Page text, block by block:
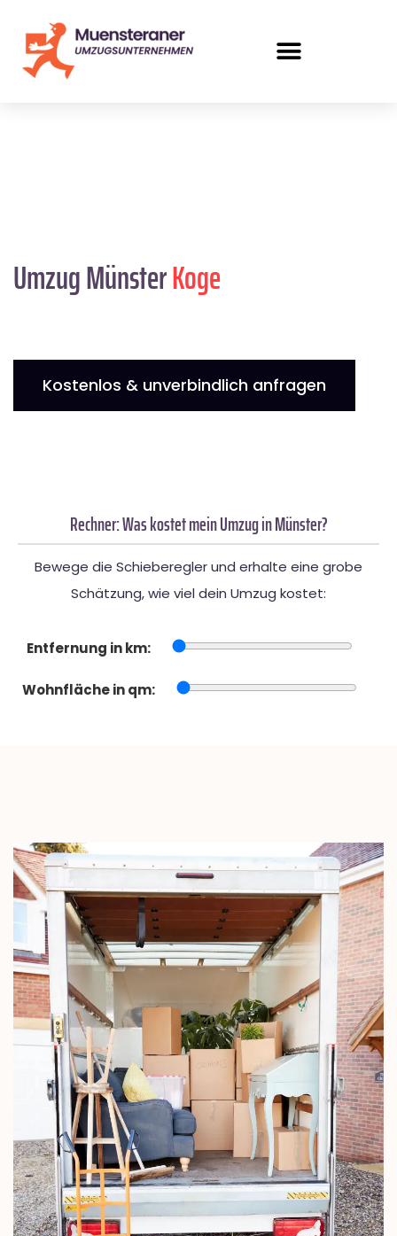
Umzug MünsterKoge
Kostenlos & unverbindlich anfragen
Rechner: Was kostet mein Umzug in Münster?
Bewege die Schieberegler und erhalte eine grobe
Schätzung, wie viel dein Umzug kostet:
Entfernung in km:
Wohnfläche in qm: